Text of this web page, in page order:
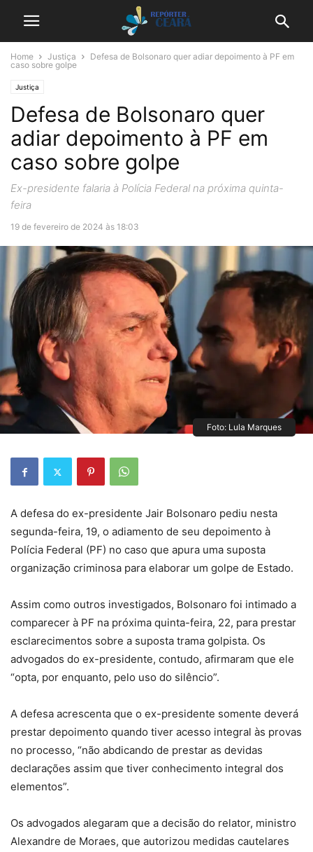
Home Justiça
Defesa de Bolsonaro quer adiar depoimento à PF em
caso sobre golpe
Justiça
Defesa de Bolsonaro quer
adiar depoimento à PF em
caso sobre golpe
Ex-presidente falaria à Polícia Federal na próxima quinta-
feira
19 de fevereiro de 2024 às 18:03
Foto: Lula Marques
A defesa do ex-presidente Jair Bolsonaro pediu nesta
segunda-feira, 19, o adiamento de seu depoimento à
Polícia Federal (PF) no caso que apura uma suposta
organização criminosa para elaborar um golpe de Estado.
Assim como outros investigados, Bolsonaro foi intimado a
comparecer à PF na próxima quinta-feira, 22, para prestar
esclarecimentos sobre a suposta trama golpista. Os
advogados do ex-presidente, contudo, afirmaram que ele
“opta, por enquanto, pelo uso do silêncio”.
A defesa acrescenta que o ex-presidente somente deverá
prestar depoimento quando tiver acesso integral às provas
no processo, “não abdicando de prestar as devidas
declarações assim que tiver conhecimento integral dos
elementos”.
Os advogados alegaram que a decisão do relator, ministro
Alexandre de Moraes, que autorizou medidas cautelares